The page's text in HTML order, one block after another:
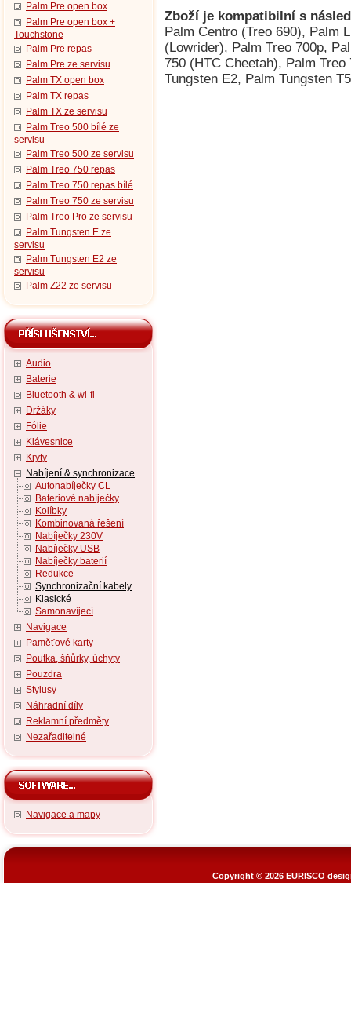
Palm Pre open box
Palm Pre open box +
Touchstone
Palm Pre repas
Palm Pre ze servisu
Palm TX open box
Palm TX repas
Palm TX ze servisu
Palm Treo 500 bílé ze
servisu
Palm Treo 500 ze servisu
Palm Treo 750 repas
Palm Treo 750 repas bílé
Palm Treo 750 ze servisu
Palm Treo Pro ze servisu
Palm Tungsten E ze
servisu
Palm Tungsten E2 ze
servisu
Palm Z22 ze servisu
Audio
Baterie
Bluetooth & wi-fi
Držáky
Fólie
Klávesnice
Kryty
Nabíjení & synchronizace
Autonabíječky CL
Bateriové nabíječky
Kolíbky
Kombinovaná řešení
Nabíječky 230V
Nabíječky USB
Nabíječky baterií
Redukce
Synchronizační kabely
Klasické
Samonavíjecí
Navigace
Paměťové karty
Poutka, šňůrky, úchyty
Pouzdra
Stylusy
Náhradní díly
Reklamní předměty
Nezařaditelné
Navigace a mapy
Zboží je kompatibilní s
Palm Centro (Treo 690), Palm
(Lowrider), Palm Treo 700p,
750 (HTC Cheetah), Palm
Tungsten E2, Palm Tungsten
Copyright © 2026 EURISCO